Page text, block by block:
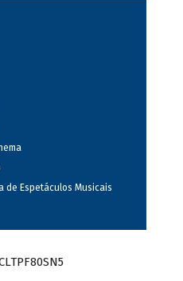
de Espetáculos Musicais